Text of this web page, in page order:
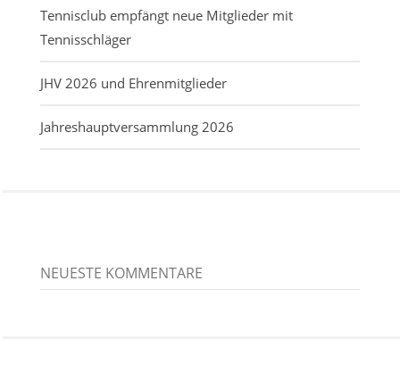
Tennisclub empfängt neue Mitglieder mit
Tennisschläger
JHV 2026 und Ehrenmitglieder
Jahreshauptversammlung 2026
NEUESTE KOMMENTARE